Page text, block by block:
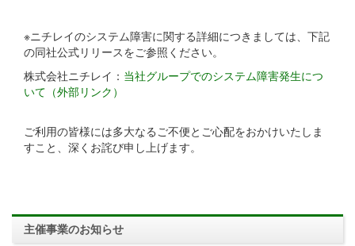
※ニチレイのシステム障害に関する詳細につきましては、下記
の同社公式リリースをご参照ください。
株式会社ニチレイ： 当社グループでのシステム障害発生につ
いて（外部リンク）
ご利用の皆様には多大なるご不便とご心配をおかけいたしま
すこと、深くお詫び申し上げます。
主催事業のお知らせ